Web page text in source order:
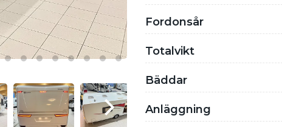
Fordonsår
Totalvikt
Bäddar
Anläggning